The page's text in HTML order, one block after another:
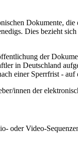
Dokumente, die
Dies bezieht
der
in Deutschland
einer Sperrfrist -
innen der
oder Video-